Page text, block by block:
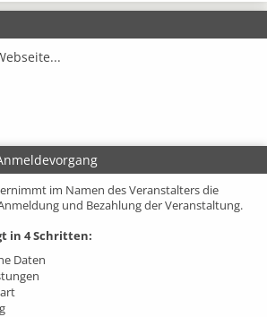
im Namen des Veranstalters die
und Bezahlung der Veranstaltung.
in 4 Schritten:
Daten